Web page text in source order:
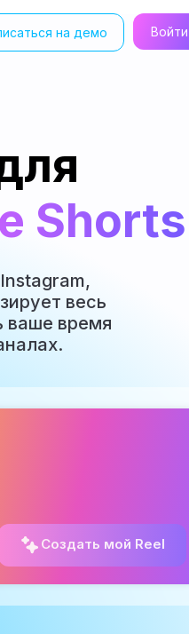
на демо
Shorts
весь
ваше время
Создать мой Reel